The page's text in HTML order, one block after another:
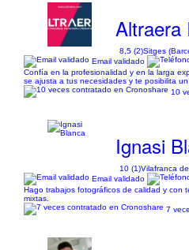
Altraera
8,5 (2)Sitges
Email validado
Confía en la profesionalidad y en la larga
se ajusta a tus necesidades y te posibilita
10
Ignasi
10 (1)Vilafranca
Email validado
Hago trabajos fotográficos de calidad y con
mixtas.
7